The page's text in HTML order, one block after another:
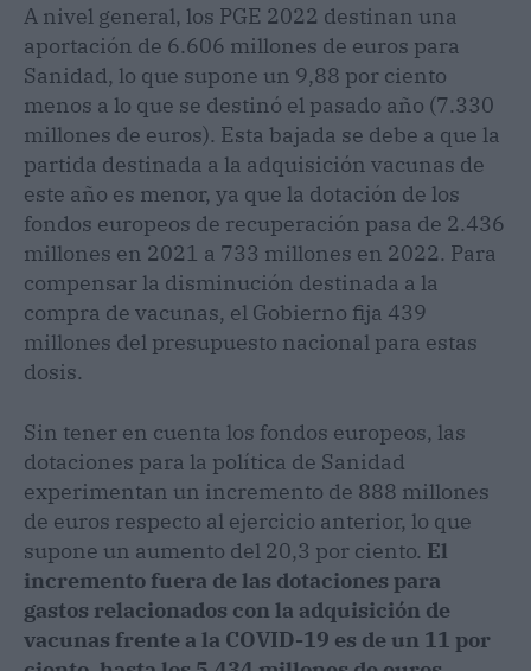
A nivel general, los PGE 2022 destinan una
aportación de 6.606 millones de euros para
Sanidad, lo que supone un 9,88 por ciento
menos a lo que se destinó el pasado año (7.330
millones de euros). Esta bajada se debe a que la
partida destinada a la adquisición vacunas de
este año es menor, ya que la dotación de los
fondos europeos de recuperación pasa de 2.436
millones en 2021 a 733 millones en 2022. Para
compensar la disminución destinada a la
compra de vacunas, el Gobierno fija 439
millones del presupuesto nacional para estas
dosis.
Sin tener en cuenta los fondos europeos, las
dotaciones para la política de Sanidad
experimentan un incremento de 888 millones
de euros respecto al ejercicio anterior, lo que
supone un aumento del 20,3 por ciento. El
incremento fuera de las dotaciones para
gastos relacionados con la adquisición de
vacunas frente a la COVID-19 es de un 11 por